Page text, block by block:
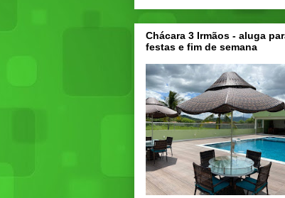
Chácara 3 Irmãos - aluga
festas e fim de semana